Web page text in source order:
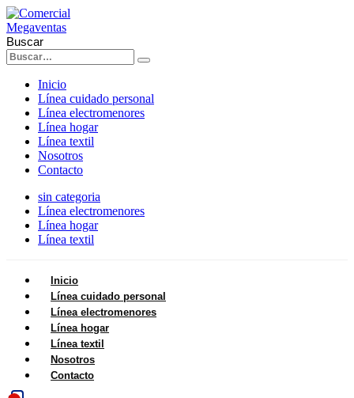
Buscar
Inicio
Línea cuidado personal
Línea electromenores
Línea hogar
Línea textil
Nosotros
Contacto
sin categoria
Línea electromenores
Línea hogar
Línea textil
Inicio
Línea cuidado personal
Línea electromenores
Línea hogar
Línea textil
Nosotros
Contacto